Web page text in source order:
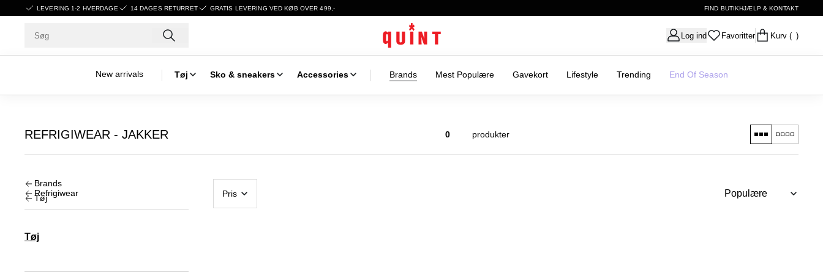
LEVERING 1-2 HVERDAGE 14 DAGES RETURRET GRATIS LEVERING VED KØB OVER 499,- FIND BUTIKHJÆLP & KONTAKT
Log ind Favoritter Kurv ( )
New arrivals Tøj Sko & sneakers Accessories Brands Mest Populære Gavekort Lifestyle Trending End Of Season
REFRIGIWEAR - JAKKER 0 produkter
Brands
Refrigiwear
Tøj
Tøj
Pris